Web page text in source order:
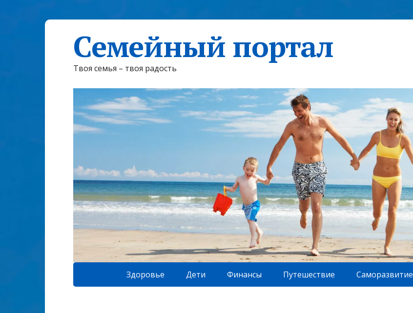
Семейный портал
Твоя семья – твоя радость
Здоровье Дети Финансы Путешествие Саморазвитие